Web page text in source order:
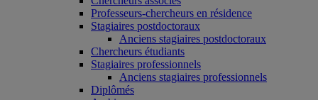
Professeurs-chercheurs en résidence
Stagiaires postdoctoraux
Anciens stagiaires postdoctoraux
Chercheurs étudiants
Stagiaires professionnels
Anciens stagiaires professionnels
Diplômés